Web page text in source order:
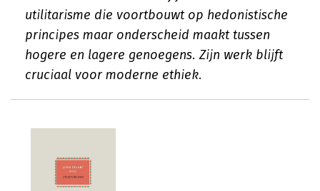
utilitarisme die voortbouwt op hedonistische
principes maar onderscheid maakt tussen
hogere en lagere genoegens. Zijn werk blijft
cruciaal voor moderne ethiek.